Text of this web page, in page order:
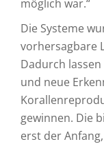
möglich war.“
Die Systeme
vorhersagbare
Dadurch
und neue
gewinnen. Die
erst der